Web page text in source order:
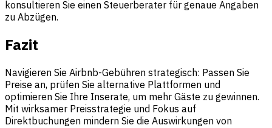
konsultieren Sie einen Steuerberater für genaue Angaben
zu Abzügen.
Fazit
Navigieren Sie Airbnb-Gebühren strategisch: Passen Sie
Preise an, prüfen Sie alternative Plattformen und
optimieren Sie Ihre Inserate, um mehr Gäste zu gewinnen.
Mit wirksamer Preisstrategie und Fokus auf
Direktbuchungen mindern Sie die Auswirkungen von